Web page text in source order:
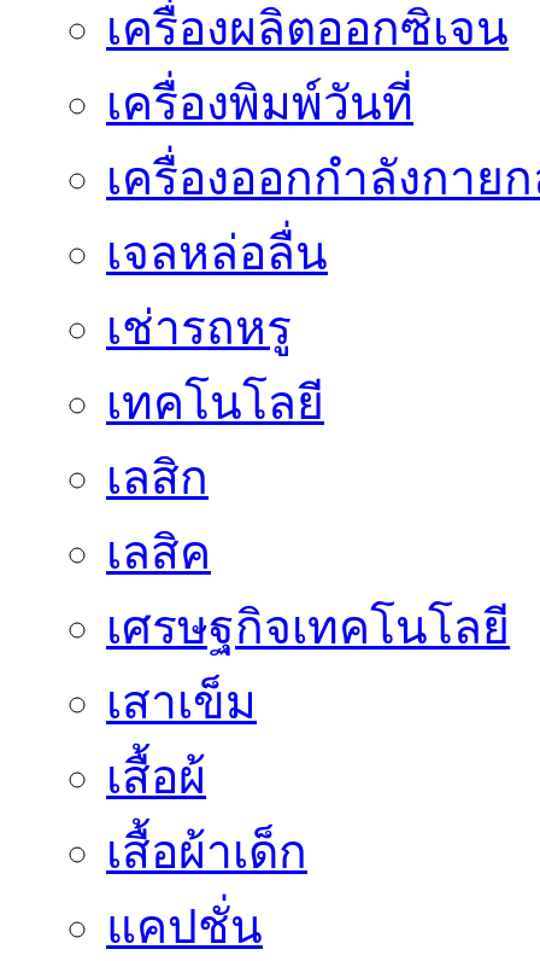
เครื่องผลิตออกซิเจน
เครื่องพิมพ์วันที่
เครื่องออกกำลังกาย
เจลหล่อลื่น
เช่ารถหรู
เทคโนโลยี
เลสิก
เลสิค
เศรษฐกิจเทคโนโลยี
เสาเข็ม
เสื้อผ้
เสื้อผ้าเด็ก
แคปชั่น